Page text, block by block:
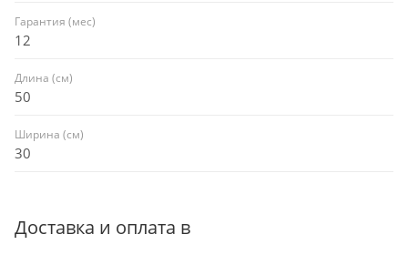
Гарантия (мес)
12
Длина (см)
50
Ширина (см)
30
Доставка и оплата в